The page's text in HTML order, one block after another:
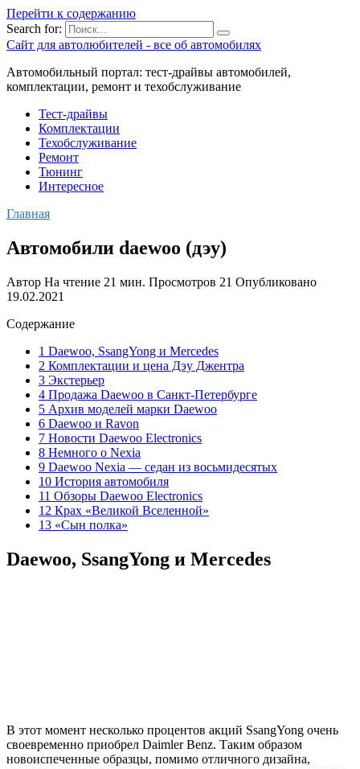
Перейти к содержанию
Search for:
Сайт для автолюбителей - все об автомобилях
Автомобильный портал: тест-драйвы автомобилей,
комплектации, ремонт и техобслуживание
Тест-драйвы
Комплектации
Техобслуживание
Ремонт
Тюнинг
Интересное
Главная
Автомобили daewoo (дэу)
Автор На чтение 21 мин. Просмотров 21 Опубликовано
19.02.2021
Содержание
1 Daewoo, SsangYong и Mercedes
2 Комплектации и цена Дэу Джентра
3 Экстерьер
4 Продажа Daewoo в Санкт-Петербурге
5 Архив моделей марки Daewoo
6 Daewoo и Ravon
7 Новости Daewoo Electronics
8 Немного о Nexia
9 Daewoo Nexia — седан из восьмидесятых
10 История автомобиля
11 Обзоры Daewoo Electronics
12 Крах «Великой Вселенной»
13 «Сын полка»
Daewoo, SsangYong и Mercedes
В этот момент несколько процентов акций SsangYong очень
своевременно приобрел Daimler Benz. Таким образом
новоиспеченные образцы, помимо отличного дизайна,